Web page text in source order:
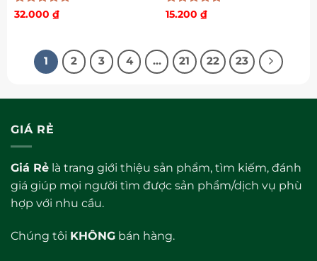
Được
32.000 ₫
Được
5
sao
15.200 ₫
1 2 3 4 … 21 22 23
GIÁ RẺ
Giá Rẻ là trang giới thiệu sản phẩm, tìm kiếm, đánh
giá giúp mọi người tìm được sản phẩm/dịch vụ phù
hợp với nhu cầu.
Chúng tôi KHÔNG bán hàng.